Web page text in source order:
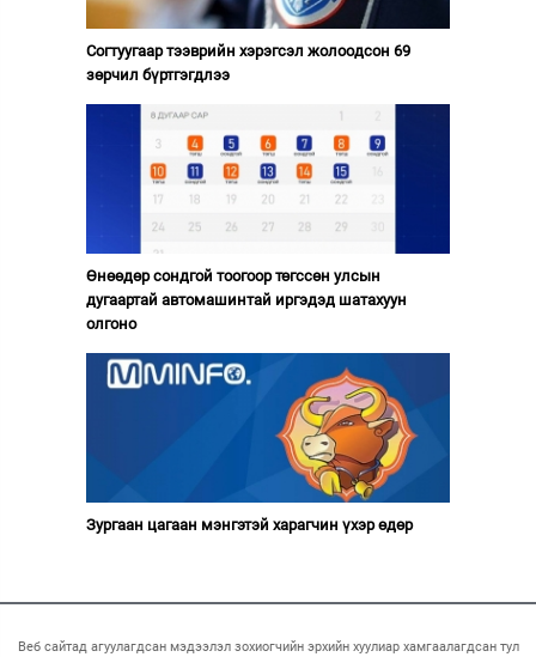
Согтуугаар тээврийн хэрэгсэл жолоодсон 69
зөрчил бүртгэгдлээ
Өнөөдөр сондгой тоогоор төгссөн улсын
дугаартай автомашинтай иргэдэд шатахуун
олгоно
Зургаан цагаан мэнгэтэй харагчин үхэр өдөр
Веб сайтад агуулагдсан мэдээлэл зохиогчийн эрхийн хуулиар хамгаалагдсан тул